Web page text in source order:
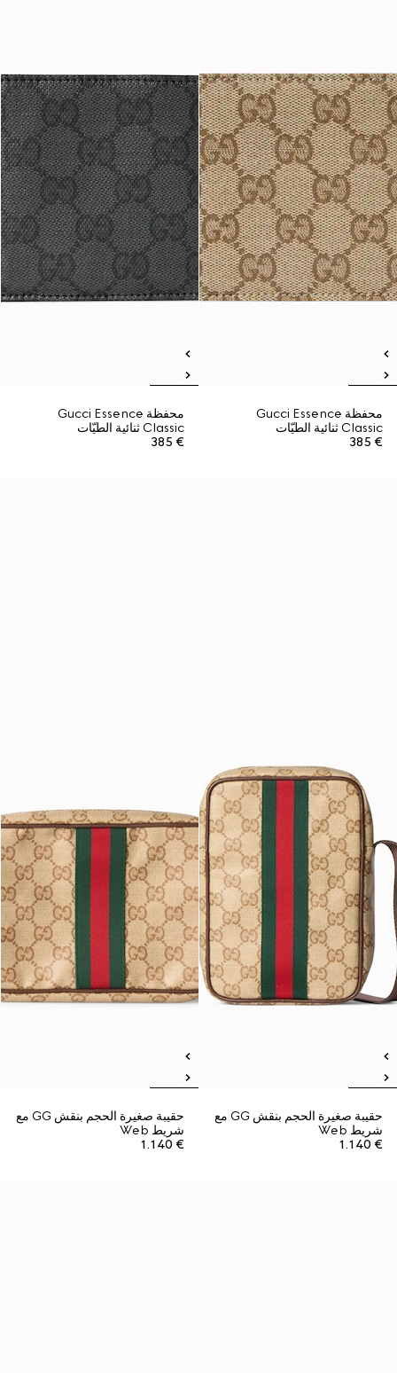
محفظة Gucci Essence
Classic ثنائية الطيّات
€ 385
محفظة Gucci Essence
Classic ثنائية الطيّات
€ 385
حقيبة صغيرة الحجم بنقش GG مع
شريط Web
€ 1.140
حقيبة صغيرة الحجم بنقش GG مع
شريط Web
€ 1.140